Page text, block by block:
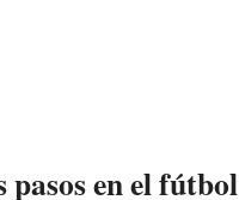
pasos en el fútbol